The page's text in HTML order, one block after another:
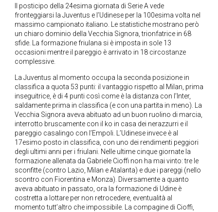
Il posticipo della 24esima giornata di Serie A vede
fronteggiarsi la Juventus e l’Udinese per la 100esima volta nel
massimo campionato italiano. Le statistiche mostrano però
un chiaro dominio della Vecchia Signora, trionfatrice in 68
sfide. La formazione friulana si è imposta in sole 13
occasioni mentre il pareggio è arrivato in 18 circostanze
complessive.
La Juventus al momento occupa la seconda posizione in
classifica a quota 53 punti: il vantaggio rispetto al Milan, prima
inseguitrice, è di 4 punti così come è la distanza con l’Inter,
saldamente prima in classifica (e con una partita in meno). La
Vecchia Signora aveva abituato ad un buon ruolino di marcia,
interrotto bruscamente con il ko in casa dei nerazzurri e il
pareggio casalingo con l’Empoli. L’Udinese invece è al
17esimo posto in classifica, con uno dei rendimenti peggiori
degli ultimi anni per i friulani. Nelle ultime cinque giornate la
formazione allenata da Gabriele Cioffi non ha mai vinto: tre le
sconfitte (contro Lazio, Milan e Atalanta) e due i pareggi (nello
scontro con Fiorentina e Monza). Diversamente a quanto
aveva abituato in passato, ora la formazione di Udine è
costretta a lottare per non retrocedere, eventualità al
momento tutt’altro che impossibile. La compagine di Cioffi,